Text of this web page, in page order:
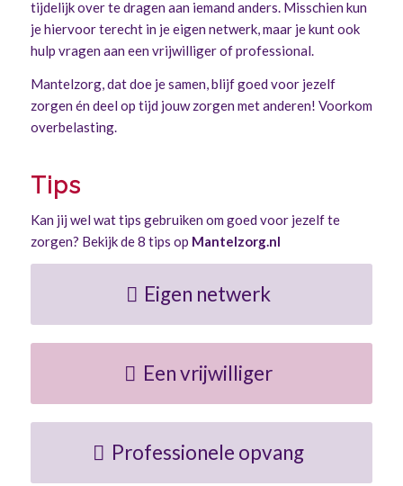
tijdelijk over te dragen aan iemand anders. Misschien kun
je hiervoor terecht in je eigen netwerk, maar je kunt ook
hulp vragen aan een vrijwilliger of professional.
Mantelzorg, dat doe je samen, blijf goed voor jezelf
zorgen én deel op tijd jouw zorgen met anderen! Voorkom
overbelasting.
Tips
Kan jij wel wat tips gebruiken om goed voor jezelf te
zorgen? Bekijk de 8 tips op Mantelzorg.nl
Eigen netwerk
Een vrijwilliger
Professionele opvang